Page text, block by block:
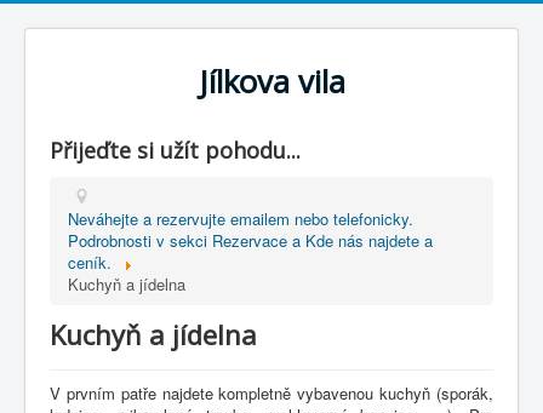
Jílkova vila
Přijeďte si užít pohodu...
Neváhejte a rezervujte emailem nebo telefonicky.
Podrobnosti v sekci Rezervace a Kde nás najdete a
ceník.
Kuchyň a jídelna
Kuchyň a jídelna
V prvním patře najdete kompletně vybavenou kuchyň (sporák,